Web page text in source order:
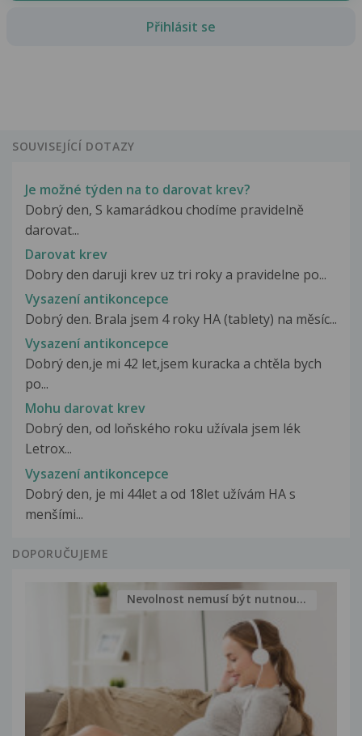
Přihlásit se
SOUVISEJÍCÍ DOTAZY
Je možné týden na to darovat krev?
Dobrý den, S kamarádkou chodíme pravidelně
darovat...
Darovat krev
Dobry den daruji krev uz tri roky a pravidelne po...
Vysazení antikoncepce
Dobrý den. Brala jsem 4 roky HA (tablety) na měsíc...
Vysazení antikoncepce
Dobrý den,je mi 42 let,jsem kuracka a chtěla bych
po...
Mohu darovat krev
Dobrý den, od loňského roku užívala jsem lék
Letrox...
Vysazení antikoncepce
Dobrý den, je mi 44let a od 18let užívám HA s
menšími...
DOPORUČUJEME
Nevolnost nemusí být nutnou...